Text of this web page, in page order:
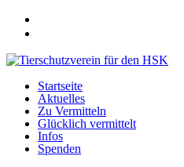
Startseite
Aktuelles
Zu Vermitteln
Glücklich vermittelt
Infos
Spenden